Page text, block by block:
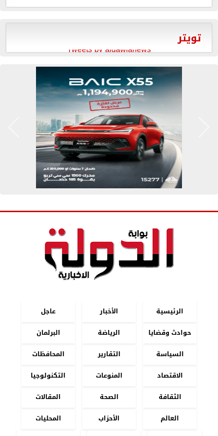
تويتر
Tweets by aldawlanews
الرئيسية الأخبار
عاجل
حوادث وقضايا
الرياضة
البرلمان
السياسة
التقارير
المحافظات
الاقتصاد
المنوعات
التكنولوجيا
الثقافة
الصحة
المقالات
العالم
الأحزاب
المحليات